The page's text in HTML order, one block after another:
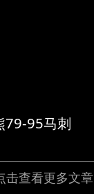
79-95马刺
击查看更多文章